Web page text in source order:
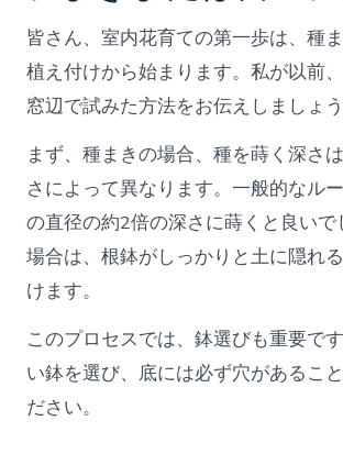
皆さん、室内花育ての第一歩は、種
植え付けから始まります。私が以前
窓辺で試みた方法をお伝えしましょう
まず、種まきの場合、種を蒔く深さ
さによって異なります。一般的なル
の直径の約2倍の深さに蒔くと良い
場合は、根鉢がしっかりと土に隠れ
けます。
このプロセスでは、鉢選びも重要で
い鉢を選び、底には必ず穴があるこ
ださい。